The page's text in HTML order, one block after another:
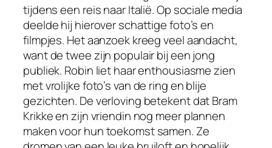
tijdens een reis naar Italië. Op sociale media
deelde hij hierover schattige foto’s en
filmpjes. Het aanzoek kreeg veel aandacht,
want de twee zijn populair bij een jong
publiek. Robin liet haar enthousiasme zien
met vrolijke foto’s van de ring en blije
gezichten. De verloving betekent dat Bram
Krikke en zijn vriendin nog meer plannen
maken voor hun toekomst samen. Ze